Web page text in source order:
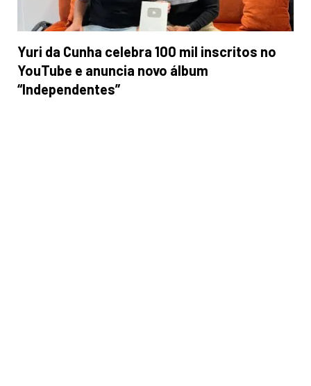
Yuri da Cunha celebra 100 mil inscritos no
YouTube e anuncia novo álbum
“Independentes”